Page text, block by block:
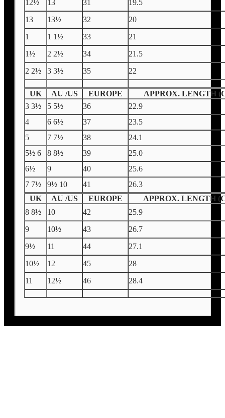
12½ 13 31
19.5
13
13½ 32
20
1
1 1½ 33
21
1½
2 2½ 34
21.5
2 2½
3 3½ 35 22
UK AU /US EUROPE
APPROX. LENGTH
3 3½
5 5½ 36
22.9
4
6 6½ 37
23.5
5
7 7½ 38
24.1
5½ 6
8 8½ 39
25.0
6½
9 40
25.6
7 7½
9½ 10 41
26.3
UK
AU /US EUROPE
APPROX. LENGTH
8 8½
10 42
25.9
9
10½ 43
26.7
9½
11 44
27.1
10½
12 45
28
11
12½ 46 28.4